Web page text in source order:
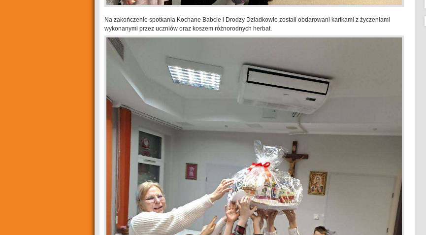
Na zakończenie spotkania Kochane Babcie i Drodzy Dziadkowie zostali obdarowani kartkami z życzeniami
wykonanymi przez uczniów oraz koszem różnorodnych herbat.